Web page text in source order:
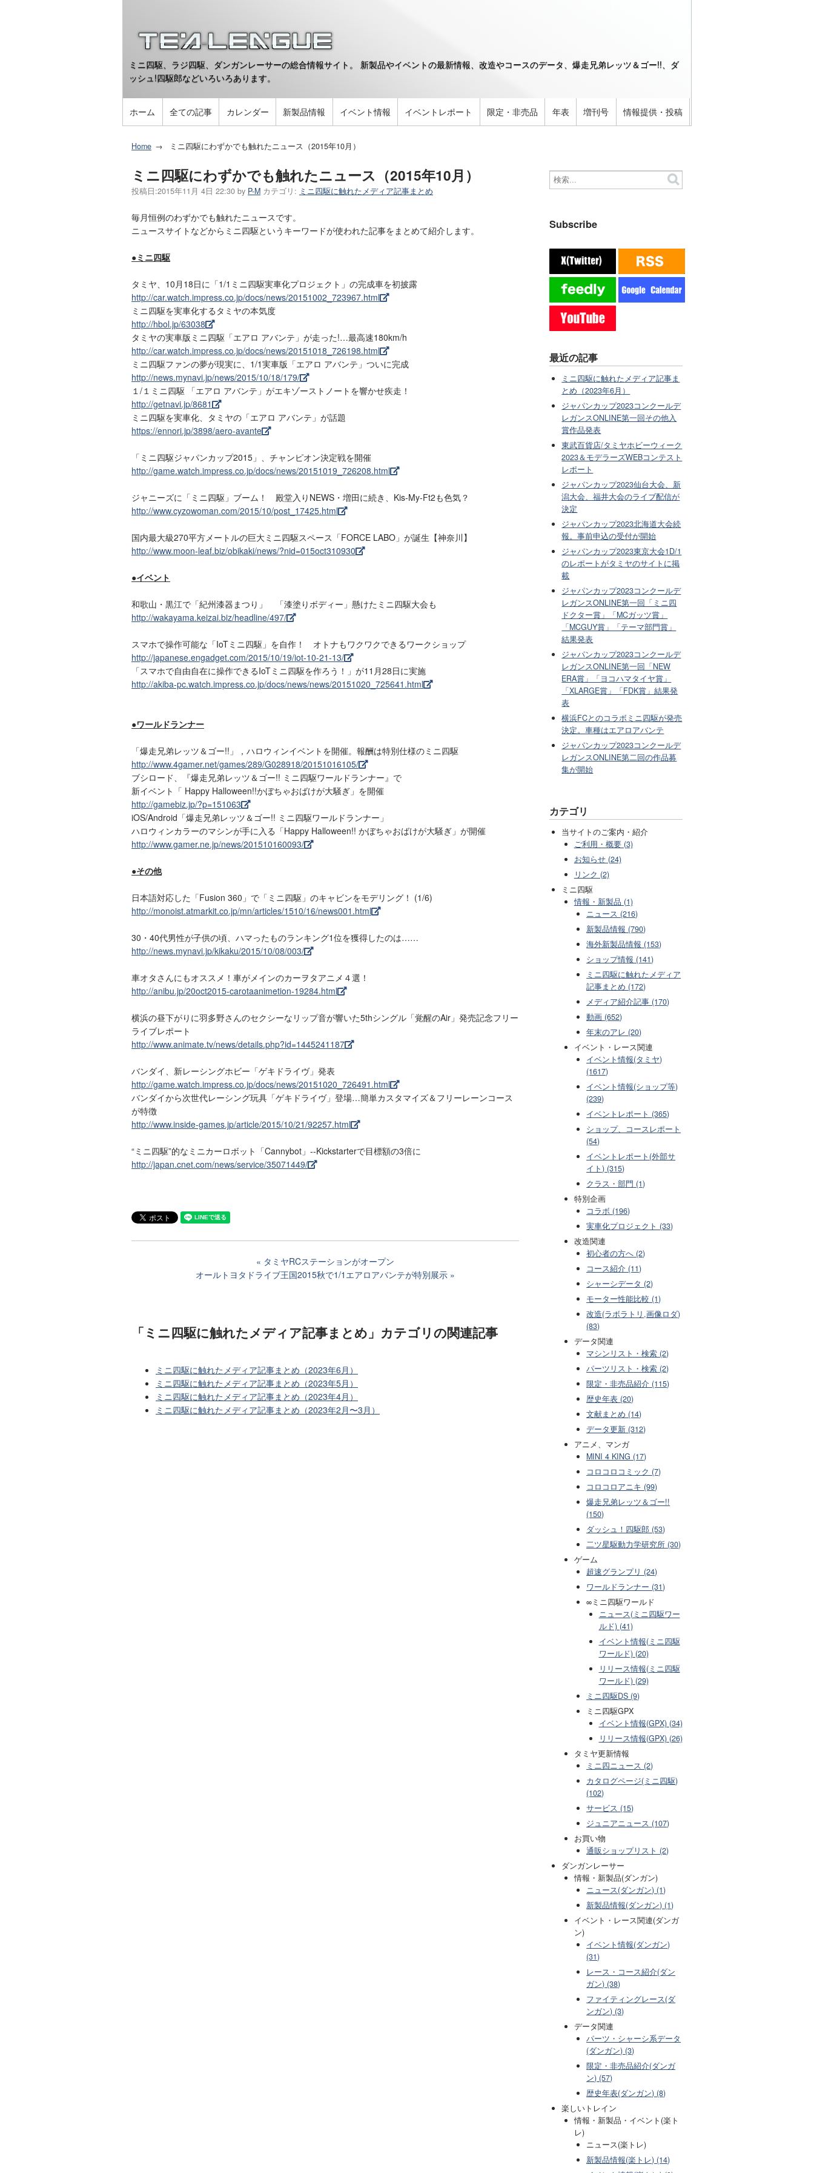
ミニ四駆、ラジ四駆、ダンガンレーサーの総合情報サイト。 新製品やイベントの最新情報、改造やコースのデータ、爆走兄弟レッツ＆ゴー!!、ダ
ッシュ!四駆郎などいろいろあります。
ホーム 全ての記事 カレンダー 新製品情報 イベント情報 イベントレポート 限定・非売品 年表 増刊号 情報提供・投稿
Home ミニ四駆にわずかでも触れたニュース（2015年10月）
ミニ四駆にわずかでも触れたニュース（2015年10月）
投稿日:2015年11月 4日 22:30 by P-M カテゴリ: ミニ四駆に触れたメディア記事まとめ
毎月恒例のわずかでも触れたニュースです。
ニュースサイトなどからミニ四駆というキーワードが使われた記事をまとめて紹介します。
●ミニ四駆
タミヤ、10月18日に「1/1ミニ四駆実車化プロジェクト」の完成車を初披露
http://car.watch.impress.co.jp/docs/news/20151002_723967.html
ミニ四駆を実車化するタミヤの本気度
http://hbol.jp/63038
タミヤの実車版ミニ四駆「エアロ アバンテ」が走った!…最高速180km/h
http://car.watch.impress.co.jp/docs/news/20151018_726198.html
ミニ四駆ファンの夢が現実に、1/1実車版「エアロ アバンテ」ついに完成
http://news.mynavi.jp/news/2015/10/18/179/
１/１ミニ四駆 「エアロ アバンテ」がエキゾーストノートを響かせ疾走！
http://getnavi.jp/8681
ミニ四駆を実車化、タミヤの「エアロ アバンテ」が話題
https://ennori.jp/3898/aero-avante
「ミニ四駆ジャパンカップ2015」、チャンピオン決定戦を開催
http://game.watch.impress.co.jp/docs/news/20151019_726208.html
ジャニーズに「ミニ四駆」ブーム！ 殿堂入りNEWS・増田に続き、Kis-My-Ft2も色気？
http://www.cyzowoman.com/2015/10/post_17425.html
国内最大級270平方メートルの巨大ミニ四駆スペース「FORCE LABO」が誕生【神奈川】
http://www.moon-leaf.biz/obikaki/news/?nid=015oct310930
●イベント
和歌山・黒江で「紀州漆器まつり」 「漆塗りボディー」懸けたミニ四駆大会も
http://wakayama.keizai.biz/headline/497/
スマホで操作可能な「IoTミニ四駆」を自作！ オトナもワクワクできるワークショップ
http://japanese.engadget.com/2015/10/19/iot-10-21-13/
「スマホで自由自在に操作できるIoTミニ四駆を作ろう！」が11月28日に実施
http://akiba-pc.watch.impress.co.jp/docs/news/news/20151020_725641.html
●ワールドランナー
「爆走兄弟レッツ＆ゴー!!」，ハロウィンイベントを開催。報酬は特別仕様のミニ四駆
http://www.4gamer.net/games/289/G028918/20151016105/
ブシロード、『爆走兄弟レッツ＆ゴー!! ミニ四駆ワールドランナー』で
新イベント「 Happy Halloween!!かぼちゃおばけが大騒ぎ」を開催
http://gamebiz.jp/?p=151063
iOS/Android「爆走兄弟レッツ＆ゴー!! ミニ四駆ワールドランナー」
ハロウィンカラーのマシンが手に入る「Happy Halloween!! かぼちゃおばけが大騒ぎ」が開催
http://www.gamer.ne.jp/news/201510160093/
●その他
日本語対応した「Fusion 360」で「ミニ四駆」のキャビンをモデリング！ (1/6)
http://monoist.atmarkit.co.jp/mn/articles/1510/16/news001.html
30・40代男性が子供の頃、ハマったものランキング1位を獲得したのは……
http://news.mynavi.jp/kikaku/2015/10/08/003/
車オタさんにもオススメ！車がメインのカーヲタアニメ４選！
http://anibu.jp/20oct2015-carotaanimetion-19284.html
横浜の昼下がりに羽多野さんのセクシーなリップ音が響いた5thシングル「覚醒のAir」発売記念フリー
ライブレポート
http://www.animate.tv/news/details.php?id=1445241187
バンダイ、新レーシングホビー「ゲキドライヴ」発表
http://game.watch.impress.co.jp/docs/news/20151020_726491.html
バンダイから次世代レーシング玩具「ゲキドライヴ」登場…簡単カスタマイズ＆フリーレーンコース
が特徴
http://www.inside-games.jp/article/2015/10/21/92257.html
“ミニ四駆”的なミニカーロボット「Cannybot」--Kickstarterで目標額の3倍に
http://japan.cnet.com/news/service/35071449/
タミヤRCステーションがオープン
オールトヨタドライブ王国2015秋で1/1エアロアバンテが特別展示
「ミニ四駆に触れたメディア記事まとめ」カテゴリの関連記事
ミニ四駆に触れたメディア記事まとめ（2023年6月）
ミニ四駆に触れたメディア記事まとめ（2023年5月）
ミニ四駆に触れたメディア記事まとめ（2023年4月）
ミニ四駆に触れたメディア記事まとめ（2023年2月〜3月）
Subscribe
最近の記事
ミニ四駆に触れたメディア記事ま
とめ（2023年6月）
ジャパンカップ2023コンクールデ
レガンスONLINE第一回その他入
賞作品発表
東武百貨店/タミヤホビーウィーク
2023＆モデラーズWEBコンテスト
レポート
ジャパンカップ2023仙台大会、新
潟大会、福井大会のライブ配信が
決定
ジャパンカップ2023北海道大会続
報。事前申込の受付が開始
ジャパンカップ2023東京大会1D/1
のレポートがタミヤのサイトに掲
載
ジャパンカップ2023コンクールデ
レガンスONLINE第一回「ミニ四
ドクター賞」「MCガッツ賞」
「MCGUY賞」「テーマ部門賞」
結果発表
ジャパンカップ2023コンクールデ
レガンスONLINE第一回「NEW
ERA賞」「ヨコハマタイヤ賞」
「XLARGE賞」「FDK賞」結果発
表
横浜FCとのコラボミニ四駆が発売
決定。車種はエアロアバンテ
ジャパンカップ2023コンクールデ
レガンスONLINE第二回の作品募
集が開始
カテゴリ
当サイトのご案内・紹介
ご利用・概要 (3)
お知らせ (24)
リンク (2)
ミニ四駆
情報・新製品 (1)
ニュース (216)
新製品情報 (790)
海外新製品情報 (153)
ショップ情報 (141)
ミニ四駆に触れたメディア
記事まとめ (172)
メディア紹介記事 (170)
動画 (652)
年末のアレ (20)
イベント・レース関連
イベント情報(タミヤ)
(1617)
イベント情報(ショップ等)
(239)
イベントレポート (365)
ショップ、コースレポート
(54)
イベントレポート(外部サ
イト) (315)
クラス・部門 (1)
特別企画
コラボ (196)
実車化プロジェクト (33)
改造関連
初心者の方へ (2)
コース紹介 (11)
シャーシデータ (2)
モーター性能比較 (1)
改造(ラボラトリ,画像ロダ)
(83)
データ関連
マシンリスト・検索 (2)
パーツリスト・検索 (2)
限定・非売品紹介 (115)
歴史年表 (20)
文献まとめ (14)
データ更新 (312)
アニメ、マンガ
MINI 4 KING (17)
コロコロコミック (7)
コロコロアニキ (99)
爆走兄弟レッツ＆ゴー!!
(150)
ダッシュ！四駆郎 (53)
二ツ星駆動力学研究所 (30)
ゲーム
超速グランプリ (24)
ワールドランナー (31)
∞ミニ四駆ワールド
ニュース(ミニ四駆ワー
ルド) (41)
イベント情報(ミニ四駆
ワールド) (20)
リリース情報(ミニ四駆
ワールド) (29)
ミニ四駆DS (9)
ミニ四駆GPX
イベント情報(GPX) (34)
リリース情報(GPX) (26)
タミヤ更新情報
ミニ四ニュース (2)
カタログページ(ミニ四駆)
(102)
サービス (15)
ジュニアニュース (107)
お買い物
通販ショップリスト (2)
ダンガンレーサー
情報・新製品(ダンガン)
ニュース(ダンガン) (1)
新製品情報(ダンガン) (1)
イベント・レース関連(ダンガ
ン)
イベント情報(ダンガン)
(31)
レース・コース紹介(ダン
ガン) (38)
ファイティングレース(ダ
ンガン) (3)
データ関連
パーツ・シャーシ系データ
(ダンガン) (3)
限定・非売品紹介(ダンガ
ン) (57)
歴史年表(ダンガン) (8)
楽しいトレイン
情報・新製品・イベント(楽ト
レ)
ニュース(楽トレ)
新製品情報(楽トレ) (14)